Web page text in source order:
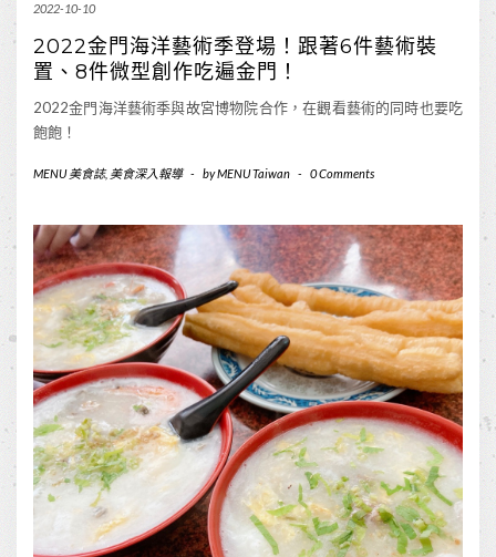
2022-10-10
2022金門海洋藝術季登場！跟著6件藝術裝
置、8件微型創作吃遍金門！
2022金門海洋藝術季與故宮博物院合作，在觀看藝術的同時也要吃
飽飽！
MENU 美食誌, 美食深入報導 - byMENU Taiwan - 0 Comments